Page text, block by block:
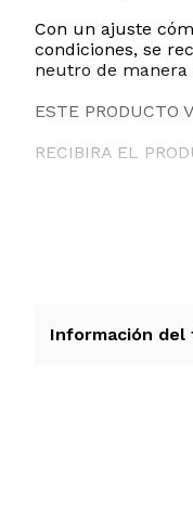
Con un ajuste
condiciones, se
neutro de manera
ESTE PRODUCTO
RECIBIRA EL
Información del